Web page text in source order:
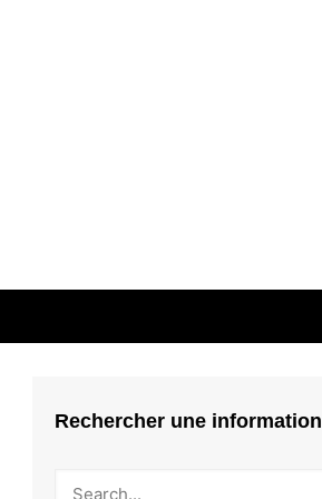
Rechercher une information